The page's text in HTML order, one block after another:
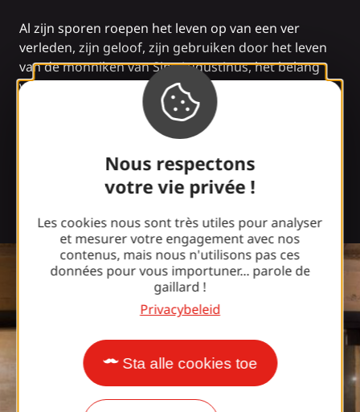
Nous respectons
votre vie privée !
Les cookies nous sont très utiles pour analyser
et mesurer votre engagement avec nos
contenus, mais nous n'utilisons pas ces
données pour vous importuner... parole de
gaillard !
Privacybeleid
Sta alle cookies toe
Al zijn sporen roepen het leven op van een ver
verleden, zijn geloof, zijn gebruiken door het leven
van de monniken van Sint Augustinus, het belang
van relikwieën en ambachtslieden in dienst van de
religieuze macht die in hun producties de lichten van
een ten onrechte donker geoordeeld tijdperk
vertalen. Je hoeft alleen maar de reliekschrijnen en
de geheimen van de Frankische metselaars te
ontdekken, trouwe metgezellen van de vuurkorf, die
afkomstig is uit plaatselijke steengroeven tot aan de
leien op het dak toe.